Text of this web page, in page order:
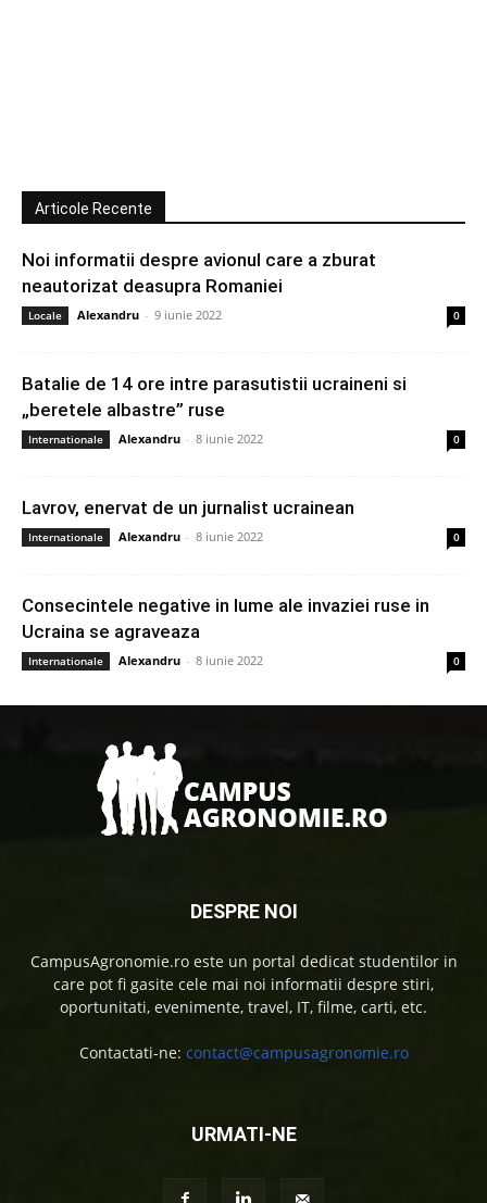
Articole Recente
Noi informatii despre avionul care a zburat
neautorizat deasupra Romaniei
Locale Alexandru - 9 iunie 2022 0
Batalie de 14 ore intre parasutistii ucraineni si
„beretele albastre” ruse
Internationale Alexandru - 8 iunie 2022 0
Lavrov, enervat de un jurnalist ucrainean
Internationale Alexandru - 8 iunie 2022 0
Consecintele negative in lume ale invaziei ruse in
Ucraina se agraveaza
Internationale Alexandru - 8 iunie 2022 0
DESPRE NOI
CampusAgronomie.ro este un portal dedicat studentilor in
care pot fi gasite cele mai noi informatii despre stiri,
oportunitati, evenimente, travel, IT, filme, carti, etc.
Contactati-ne: contact@campusagronomie.ro
URMATI-NE